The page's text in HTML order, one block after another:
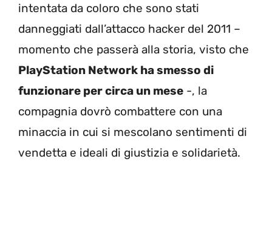
intentata da coloro che sono stati
danneggiati dall’attacco hacker del 2011 –
momento che passerà alla storia, visto che
PlayStation Network ha smesso di
funzionare per circa un mese -, la
compagnia dovrò combattere con una
minaccia in cui si mescolano sentimenti di
vendetta e ideali di giustizia e solidarietà.